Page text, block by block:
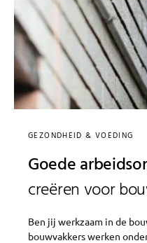
GEZONDHEID & VOEDING
Goede
creëren voor
Ben jij werkzaam in de
bouwvakkers werken